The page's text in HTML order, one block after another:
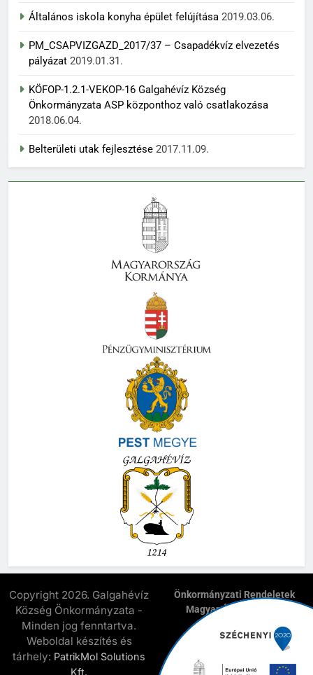
Általános iskola konyha épület felújítása 2019.03.06.
PM_CSAPVIZGAZD_2017/37 – Csapadékvíz elvezetés
pályázat 2019.01.31.
KÖFOP-1.2.1-VEKOP-16 Galgahévíz Község
Önkormányzata ASP központhoz való csatlakozása
2018.06.04.
Belterületi utak fejlesztése 2017.11.09.
Copyright 2026. Galgahévíz
Község Önkormányzata -
Minden jog fenntartva.
Weboldal készítés és
tárhely: PatrikMol Solutions
Kft.
Önkormányzati Rendeletek
Magyar Államkincstár
E-Önkormányzat
Elnyert Széchenyi 2020
Kapcsolat